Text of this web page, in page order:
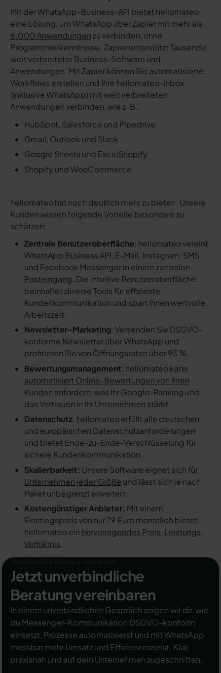
Mit der WhatsApp-Business-API bietet hellomateo
eine Lösung, um WhatsApp über Zapier mit mehr als
6.000 Anwendungenzu verbinden, ohne
Programmierkenntnisse. Zapier unterstützt Tausende
weit verbreiteter Business-Software und
Anwendungen. Mit Zapier können Sie automatisierte
Workflows erstellen und Ihre hellomateo-Inbox
(inklusive WhatsApp) mit weit verbreiteten
Anwendungen verbinden, wie z. B.:
HubSpot, Salesforce und Pipedrive
Gmail, Outlook und Slack
Google Sheets und ExcelShopify
Shopify und WooCommerce
hellomateo hat noch deutlich mehr zu bieten. Unsere
Kunden wissen folgende Vorteile besonders zu
schätzen:
Zentrale Benutzeroberfläche: hellomateo vereint
WhatsApp Business API, E-Mail, Instagram, SMS
und Facebook Messenger in einem zentralen
Posteingang. Die intuitive Benutzeroberfläche
beinhaltet diverse Tools für effiziente
Kundenkommunikation und spart Ihnen wertvolle
Arbeitszeit.
Newsletter-Marketing: Versenden Sie DSGVO-
konforme Newsletter über WhatsApp und
profitieren Sie von Öffnungsraten über 95 %.
Bewertungsmanagement: hellomateo kann
automatisiert Online-Bewertungen von Ihren
Kunden anfordern, was Ihr Google-Ranking und
das Vertrauen in Ihr Unternehmen stärkt.
Datenschutz: hellomateo erfüllt alle deutschen
und europäischen Datenschutzanforderungen
und bietet Ende-zu-Ende-Verschlüsselung für
sichere Kundenkommunikation.
Skalierbarkeit: Unsere Software eignet sich für
Unternehmen jeder Größe und lässt sich je nach
Paket unbegrenzt erweitern.
Kostengünstiger Anbieter: Mit einem
Einstiegspreis von nur 79 Euro monatlich bietet
hellomateo ein hervorragendes Preis-Leistungs-
Verhältnis.
Jetzt unverbindliche
Beratung vereinbaren
In einem unverbindlichen Gespräch zeigen wir dir, wie
du Messenger-Kommunikation DSGVO-konform
einsetzt, Prozesse automatisierst und mit WhatsApp
messbar mehr Umsatz und Effizienz erzielst. Klar,
praxisnah und auf dein Unternehmen zugeschnitten.